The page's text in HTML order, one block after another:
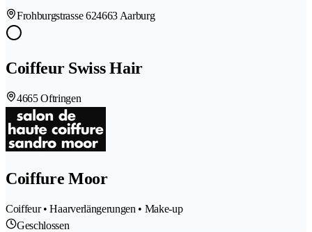
Frohburgstrasse 624663 Aarburg
Coiffeur Swiss Hair
4665 Oftringen
Coiffure Moor
Coiffeur • Haarverlängerungen • Make-up
Geschlossen